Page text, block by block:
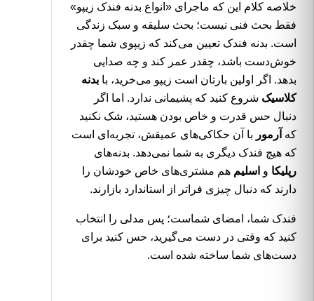
خلاصه کلام این که ماجرای «انواع بدنه فندک زیپو»
فقط بحث فنی نیست؛ بحث سلیقه و سبک زندگی
است. بدنه فندک تعیین می‌کند که زیپوی شما چقدر
خوش‌دست باشد، چقدر عمر کند و چه صدایی
بدهد. اگر اولین بارتان است زیپو می‌خرید، با بدنه
کلاسیک شروع کنید که پشیمانی ندارد. اما اگر
دنبال حس قدرت و خاص بودن هستید، شک نکنید
که آرمور با آن حکاکی‌های عمیقش، تجربه‌ای است
که هیچ فندک دیگری به شما نمی‌دهد. بدنه‌های
رپلیکا و اسلیم هم مشتری‌های خاص خودشان را
دارند که دنبال چیزی فراتر از استاندارد بازارند.
فندک شما، امضای شماست؛ پس مدلی را انتخاب
کنید که وقتی در دست می‌گیرید، حس کنید برای
دست‌های شما ساخته شده است.